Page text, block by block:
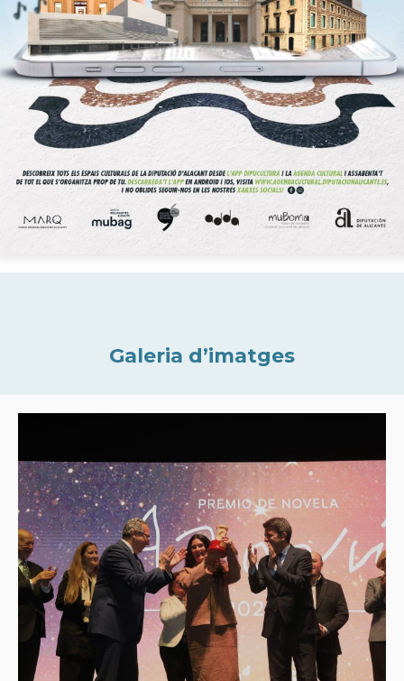
Galeria d’imatges